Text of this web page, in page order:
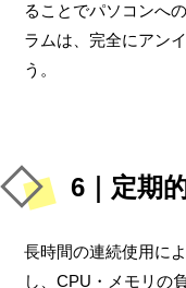
ることでパソコンへ
ラムは、完全にアン
う。
6｜定期
長時間の連続使用に
し、CPU・メモリの